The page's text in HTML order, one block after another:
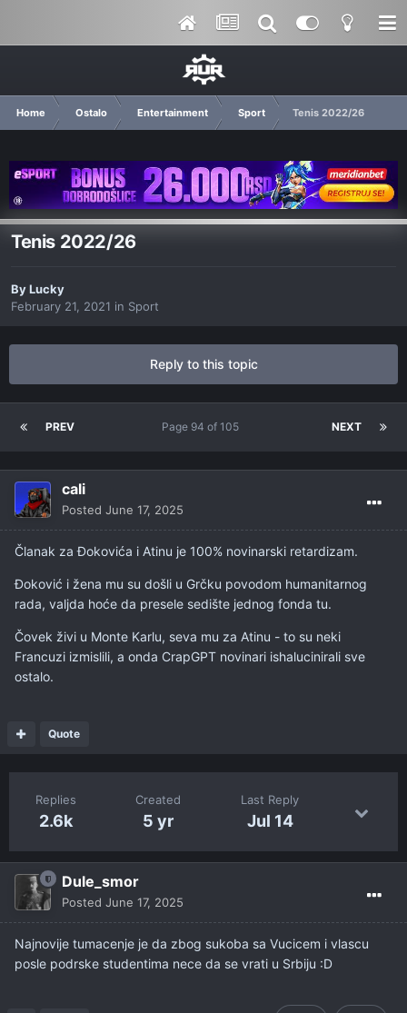
Home Ostalo Entertainment Sport Tenis 2022/26
Tenis 2022/26
ByLucky
February 21, 2021 in Sport
Reply to this topic
PREV NEXT
Page 94 of 105
cali
Posted June 17, 2025
Članak za Đokovića i Atinu je 100% novinarski retardizam.
Đoković i žena mu su došli u Grčku povodom humanitarnog
rada, valjda hoće da presele sedište jednog fonda tu.
Čovek živi u Monte Karlu, seva mu za Atinu - to su neki
Francuzi izmislili, a onda CrapGPT novinari ishalucinirali sve
ostalo.
Quote
Replies
2.6k
Created
5 yr
Last Reply
Jul 14
Dule_smor
Posted June 17, 2025
Najnovije tumacenje je da zbog sukoba sa Vucicem i vlascu
posle podrske studentima nece da se vrati u Srbiju :D